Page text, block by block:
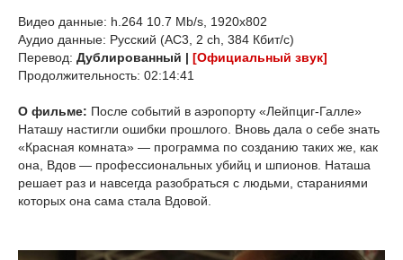
Видео данные: h.264 10.7 Mb/s, 1920x802
Аудио данные: Русский (AC3, 2 ch, 384 Кбит/с)
Перевод: Дублированный | [Официальный звук]
Продолжительность: 02:14:41
О фильме: После событий в аэропорту «Лейпциг-Галле»
Наташу настигли ошибки прошлого. Вновь дала о себе знать
«Красная комната» — программа по созданию таких же, как
она, Вдов — профессиональных убийц и шпионов. Наташа
решает раз и навсегда разобраться с людьми, стараниями
которых она сама стала Вдовой.